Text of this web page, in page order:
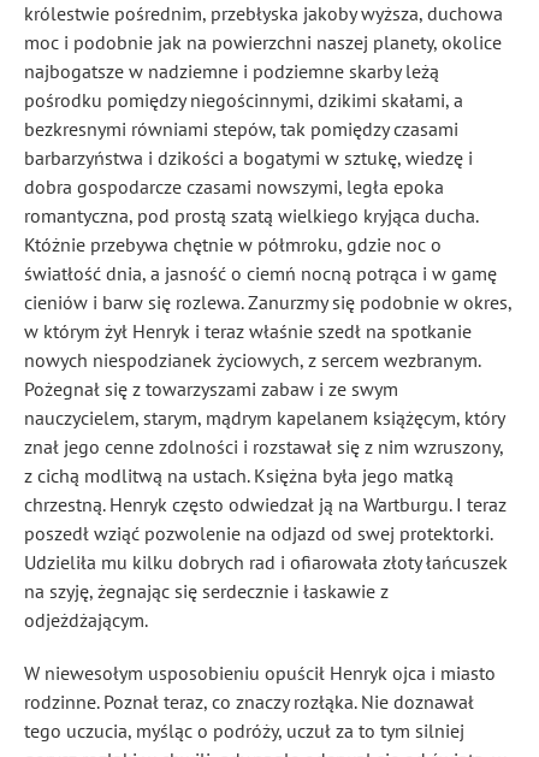
królestwie pośrednim, przebłyska jakoby wyższa, duchowa
moc i podobnie jak na powierzchni naszej planety, okolice
najbogatsze w nadziemne i podziemne skarby leżą
pośrodku pomiędzy niegościnnymi, dzikimi skałami, a
bezkresnymi równiami stepów, tak pomiędzy czasami
barbarzyństwa i dzikości a bogatymi w sztukę, wiedzę i
dobra gospodarcze czasami nowszymi, legła epoka
romantyczna, pod prostą szatą wielkiego kryjąca ducha.
Któżnie przebywa chętnie w półmroku, gdzie noc o
światłość dnia, a jasność o ciemń nocną potrąca i w gamę
cieniów i barw się rozlewa. Zanurzmy się podobnie w okres,
w którym żył Henryk i teraz właśnie szedł na spotkanie
nowych niespodzianek życiowych, z sercem wezbranym.
Pożegnał się z towarzyszami zabaw i ze swym
nauczycielem, starym, mądrym kapelanem książęcym, który
znał jego cenne zdolności i rozstawał się z nim wzruszony,
z cichą modlitwą na ustach. Księżna była jego matką
chrzestną. Henryk często odwiedzał ją na Wartburgu. I teraz
poszedł wziąć pozwolenie na odjazd od swej protektorki.
Udzieliła mu kilku dobrych rad i ofiarowała złoty łańcuszek
na szyję, żegnając się serdecznie i łaskawie z
odjeżdżającym.
W niewesołym usposobieniu opuścił Henryk ojca i miasto
rodzinne. Poznał teraz, co znaczy rozłąka. Nie doznawał
tego uczucia, myśląc o podróży, uczuł za to tym silniej